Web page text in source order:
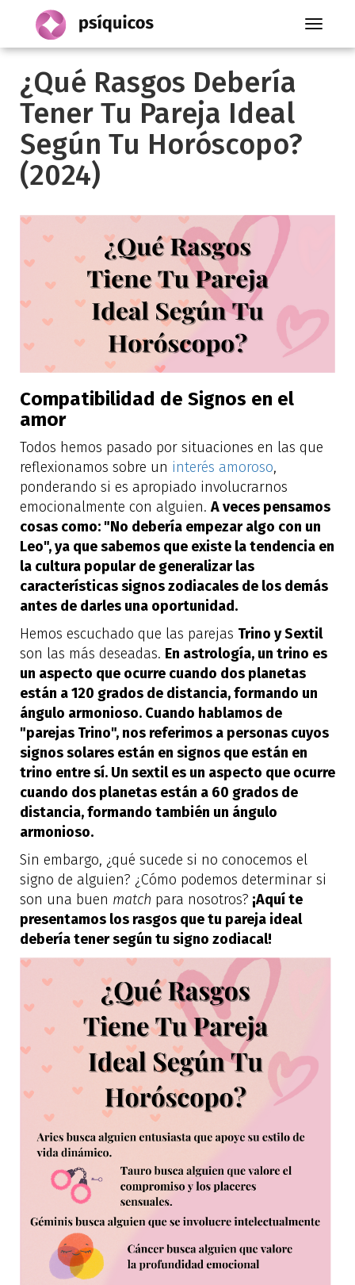
Toggle
¿Qué Rasgos Debería
Tener Tu Pareja Ideal
Según Tu Horóscopo?
(2024)
Compatibilidad de Signos en el
amor
Todos hemos pasado por situaciones en las que
reflexionamos sobre un interés amoroso,
ponderando si es apropiado involucrarnos
emocionalmente con alguien.A veces pensamos
cosas como: "No debería empezar algo con un
Leo", ya que sabemos que existe la tendencia en
la cultura popular de generalizar las
características signos zodiacales de los demás
antes de darles una oportunidad.
Hemos escuchado que las parejas Trino y Sextil
son las más deseadas. En astrología, un trino es
un aspecto que ocurre cuando dos planetas
están a 120 grados de distancia, formando un
ángulo armonioso. Cuando hablamos de
"parejas Trino", nos referimos a personas cuyos
signos solares están en signos que están en
trino entre sí. Un sextil es un aspecto que ocurre
cuando dos planetas están a 60 grados de
distancia, formando también un ángulo
armonioso.
Sin embargo, ¿qué sucede si no conocemos el
signo de alguien? ¿Cómo podemos determinar si
son una buen match para nosotros? ¡Aquí te
presentamos los rasgos que tu pareja ideal
debería tener según tu signo zodiacal!